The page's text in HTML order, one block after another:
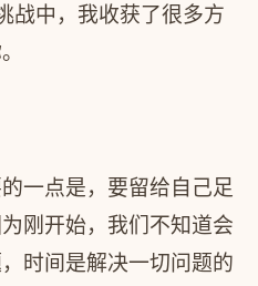
战中，我收获了很多方
一点是，要留给自己足
刚开始，我们不知道会
时间是解决一切问题的